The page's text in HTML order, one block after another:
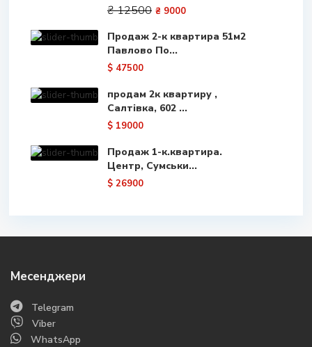
₴ 12500 ₴ 9000
Продаж 2-к квартира 51м2
Павлово По...
$ 47500
продам 2к квартиру ,
Салтівка, 602 ...
$ 19000
Продаж 1-к.квартира.
Центр, Сумськи...
$ 26900
Месенджери
Telegram
Viber
WhatsApp